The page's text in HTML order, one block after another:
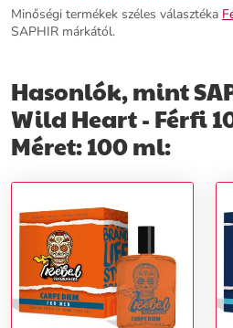
Minőségi termékek széles választéka
SAPHIR márkától.
Hasonlók, mint
Wild Heart - Férfi
Méret: 100 ml: